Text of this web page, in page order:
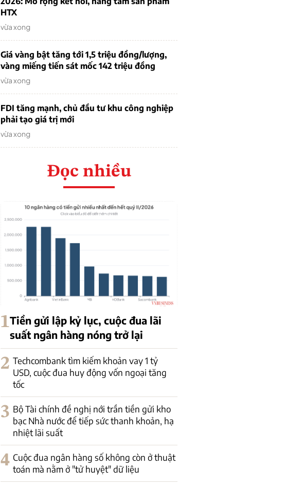
HTX
vừa xong
Giá vàng bật tăng tới 1,5 triệu đồng/lượng,
vàng miếng tiến sát mốc 142 triệu đồng
vừa xong
FDI tăng mạnh, chủ đầu tư khu công nghiệp
phải tạo giá trị mới
vừa xong
Đọc nhiều
1Tiền gửi lập kỷ lục, cuộc đua lãi
suất ngân hàng nóng trở lại
2 Techcombank tìm kiếm khoản vay 1 tỷ
USD, cuộc đua huy động vốn ngoại tăng
tốc
3 Bộ Tài chính đề nghị nới trần tiền gửi kho
bạc Nhà nước để tiếp sức thanh khoản, hạ
nhiệt lãi suất
4 Cuộc đua ngân hàng số không còn ở thuật
toán mà nằm ở "tử huyệt" dữ liệu